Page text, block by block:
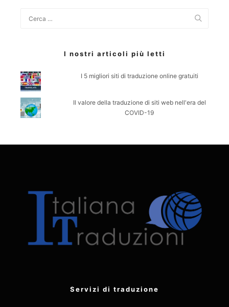
I nostri articoli più letti
I 5 migliori siti di traduzione online gratuiti
Il valore della traduzione di siti web nell'era del
COVID-19
Servizi di traduzione